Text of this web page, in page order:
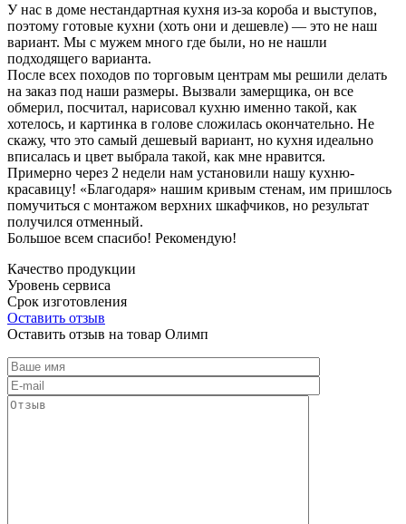
У нас в доме нестандартная кухня из-за короба и выступов,
поэтому готовые кухни (хоть они и дешевле) — это не наш
вариант. Мы с мужем много где были, но не нашли
подходящего варианта.
После всех походов по торговым центрам мы решили делать
на заказ под наши размеры. Вызвали замерщика, он все
обмерил, посчитал, нарисовал кухню именно такой, как
хотелось, и картинка в голове сложилась окончательно. Не
скажу, что это самый дешевый вариант, но кухня идеально
вписалась и цвет выбрала такой, как мне нравится.
Примерно через 2 недели нам установили нашу кухню-
красавицу! «Благодаря» нашим кривым стенам, им пришлось
помучиться с монтажом верхних шкафчиков, но результат
получился отменный.
Большое всем спасибо! Рекомендую!
Качество продукции
Уровень сервиса
Срок изготовления
Оставить отзыв
Оставить отзыв на товар Олимп